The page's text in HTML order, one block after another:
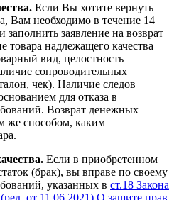
Если Вы хотите вернуть
Вам необходимо в течение 14
заполнить заявление на возврат
товара надлежащего качества
вид, целостность
сопроводительных
чек). Наличие следов
для отказа в
Возврат денежных
же способом, каким
Если в приобретенном
(брак), вы вправе по своему
указанных в ст.18 Закона
от 11.06.2021) О защите прав